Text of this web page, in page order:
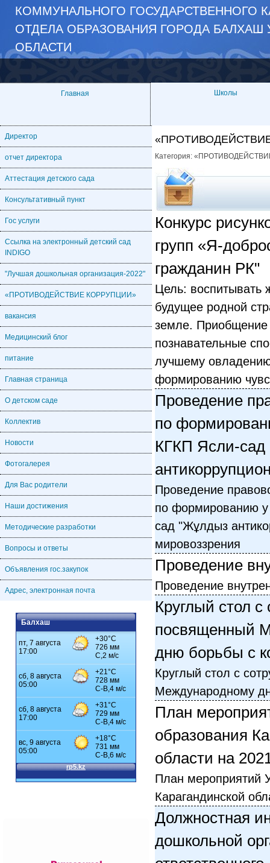
КОММУНАЛЬНОГО ГОСУДАРСТВЕННОГО
ОТДЕЛА ОБРАЗОВАНИЯ ГОРОДА БАЛХАШ
ОБЛАСТИ
Главная Школы
Директор
отчет директора
Аттестация детского сада
Консультативный пункт
Гос услуги
Ссылка на электронный детский сад
INDIGO
"Лучшая дошкольная организация-2022"
«ПРОТИВОДЕЙСТВИЕ КОРРУПЦИИ»
вакансия
Медицинский блог
питание
Главная страница
О детском саде
Коллектив
Новости
Фотогалерея
Для Вас родители
Наши достижения
Методические разработки
Вопросы и ответы
Объявления гос.закупок
Адрес, электронная почта
Балхаш
Категория:
Конкурс
групп «Я-
гражданин РК"
Цель: воспитывать
будущее родной
земле. Приобщение
познавательные
лучшему
формированию
Проведение
по
КГКП Ясли-
Проведение
по формированию
сад "Жұлдыз
мировоззрения
Проведение
Проведение
Круглый стол с
посвященный
дню борьбы с
Круглый стол с
Международному
План
образования
области на
План мероприятий
Карагандинской
Должностная
дошкольной